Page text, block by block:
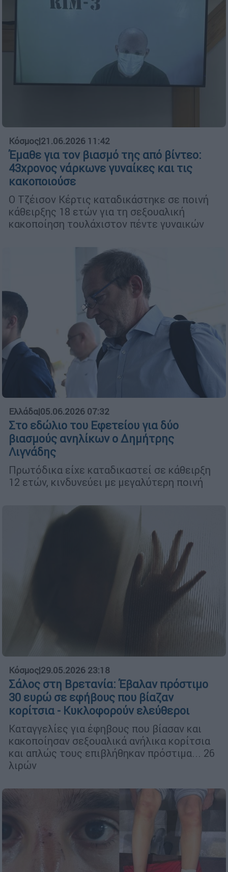
Κόσμος|21.06.2026 11:42
Έμαθε για τον βιασμό της από βίντεο:
43χρονος νάρκωνε γυναίκες και τις
κακοποιούσε
Ο Τζέισον Κέρτις καταδικάστηκε σε ποινή
κάθειρξης 18 ετών για τη σεξουαλική
κακοποίηση τουλάχιστον πέντε γυναικών
Ελλάδα|05.06.2026 07:32
Στο εδώλιο του Εφετείου για δύο
βιασμούς ανηλίκων ο Δημήτρης
Λιγνάδης
Πρωτόδικα είχε καταδικαστεί σε κάθειρξη
12 ετών, κινδυνεύει με μεγαλύτερη ποινή
Κόσμος|29.05.2026 23:18
Σάλος στη Βρετανία: Έβαλαν πρόστιμο
30 ευρώ σε εφήβους που βίαζαν
κορίτσια - Κυκλοφορούν ελεύθεροι
Καταγγελίες για έφηβους που βίασαν και
κακοποίησαν σεξουαλικά ανήλικα κορίτσια
και απλώς τους επιβλήθηκαν πρόστιμα... 26
λιρών